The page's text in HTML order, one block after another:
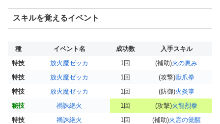
スキルを覚えるイベント
種 イベント名 成功数
入手スキル
特技
放火魔ゼッカ 1回 (補助)火の恵み
特技
放火魔ゼッカ 1回 (攻撃)獣爪拳
特技
放火魔ゼッカ 1回 (防御)火炎掌
秘技
禍誅絶火 1回 (攻撃)火龍烈拳
特技
禍誅絶火 1回 (補助)火霊の覚醒